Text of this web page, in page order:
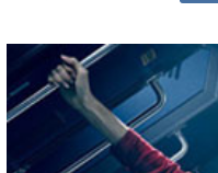
Сергей Ефимов
Лина Миримская,